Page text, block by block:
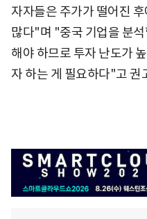
자자들은 주가가 떨어진
많다"며 "중국 기업을 분
해야 하므로 투자 난도가
자 하는 게 필요하다"고 권